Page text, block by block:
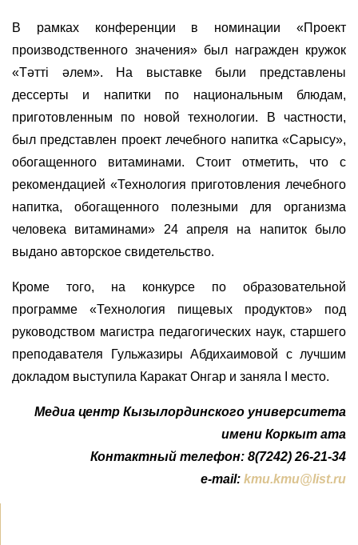
В рамках конференции в номинации «Проект
производственного значения» был награжден кружок
«Тәтті әлем». На выставке были представлены
дессерты и напитки по национальным блюдам,
приготовленным по новой технологии. В частности,
был представлен проект лечебного напитка «Сарысу»,
обогащенного витаминами. Стоит отметить, что с
рекомендацией «Технология приготовления лечебного
напитка, обогащенного полезными для организма
человека витаминами» 24 апреля на напиток было
выдано авторское свидетельство.
Кроме того, на конкурсе по образовательной
программе «Технология пищевых продуктов» под
руководством магистра педагогических наук, старшего
преподавателя Гульжазиры Абдихаимовой с лучшим
докладом выступила Каракат Онгар и заняла І место.
Медиа центр Кызылординского университета
имени Коркыт ата
Контактный телефон: 8(7242) 26-21-34
e-mail: kmu.kmu@list.ru